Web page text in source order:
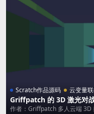
Scratch作品源码 云变量
Griffpatch 的 3D 激光对
作者：Griffpatch 多人云端 3D